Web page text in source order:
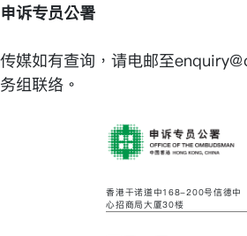
申诉专员公署
传媒如有查询，请电邮至
务组联络。
香港干诺道中168-200号信德中
心招商局大厦30楼